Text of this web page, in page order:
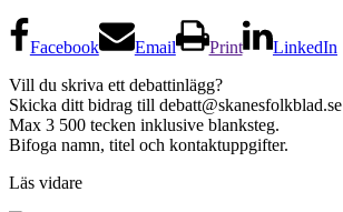
Facebook Email Print
LinkedIn
Vill du skriva ett debattinlägg?
Skicka ditt bidrag till debatt@skanesfolkblad.se
Max 3 500 tecken inklusive blanksteg.
Bifoga namn, titel och kontaktuppgifter.
Läs vidare